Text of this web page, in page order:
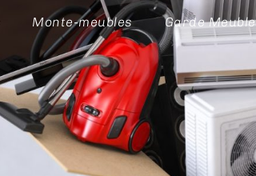
Monte-meubles Garde